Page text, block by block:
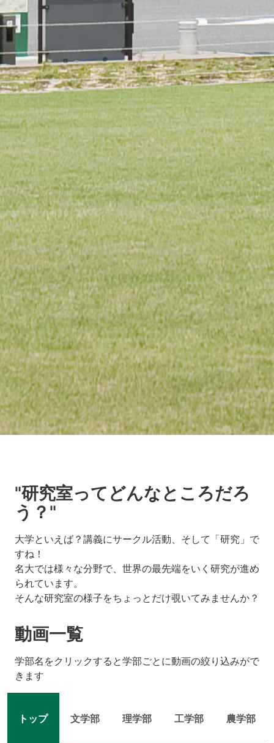
"研究室ってどんなところだろ
う？"
大学といえば？講義にサークル活動、そして「研究」で
すね！
名大では様々な分野で、世界の最先端をいく研究が進め
られています。
そんな研究室の様子をちょっとだけ覗いてみませんか？
動画一覧
学部名をクリックすると学部ごとに動画の絞り込みがで
きます
トップ 文学部 理学部 工学部 農学部